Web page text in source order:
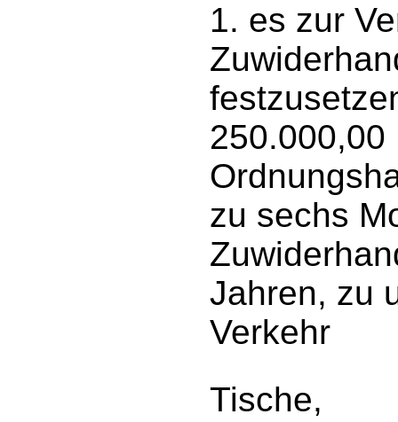
1. es zur
250.000,00
zu sechs
Jahren, zu
Verkehr
Tische,